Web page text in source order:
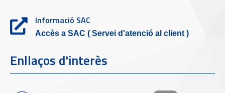
Informació SAC
Accès a SAC ( Servei d'atenció al client )
Enllaços d'interès